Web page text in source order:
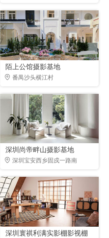
陌上公馆摄影基地
番禺沙头横江村
深圳尚帝畔山摄影基地
深圳宝安西乡固戍一路南
深圳寰祺利满实影棚影视棚